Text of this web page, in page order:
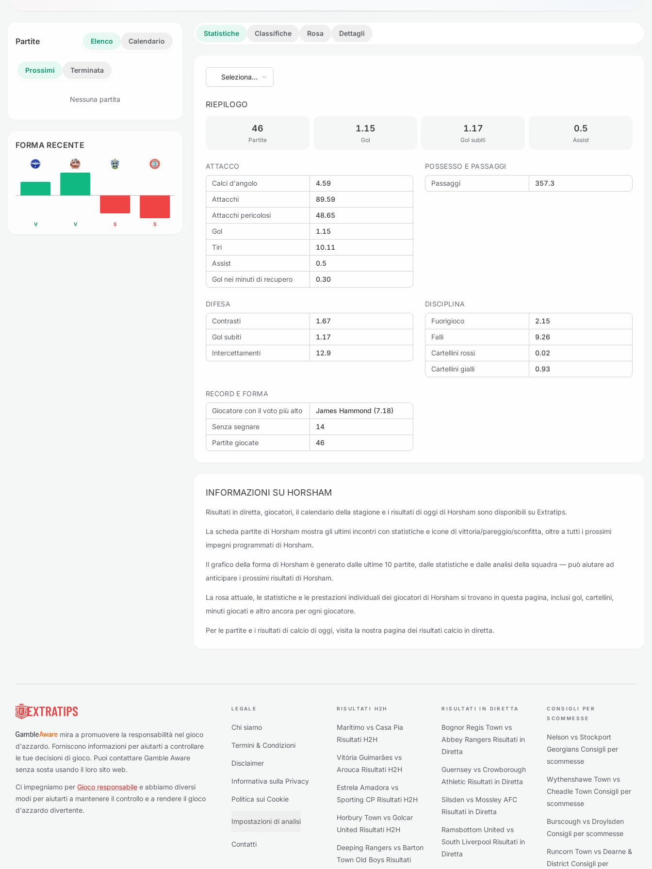
Partite Elenco Calendario
Prossimi Terminata
Nessuna partita
FORMA RECENTE
V V S S
Statistiche Classifiche Rosa Dettagli
Seleziona
stagione
RIEPILOGO
46
Partite
1.15
Gol
1.17
Gol subiti
0.5
Assist
ATTACCO
Calci d'angolo
4.59
Attacchi
89.59
Attacchi pericolosi
48.65
Gol
1.15
Tiri
10.11
Assist
0.5
Gol nei minuti di recupero
0.30
POSSESSO E PASSAGGI
Passaggi 357.3
DIFESA
Contrasti
1.67
Gol subiti
1.17
Intercettamenti
12.9
DISCIPLINA
Fuorigioco
2.15
Falli
9.26
Cartellini rossi
0.02
Cartellini gialli
0.93
RECORD E FORMA
Giocatore con il voto più alto
James Hammond (7.18)
Senza segnare
14
Partite giocate
46
INFORMAZIONI SU HORSHAM
Risultati in diretta, giocatori, il calendario della stagione e i risultati di oggi di Horsham sono disponibili su Extratips.
La scheda partite di Horsham mostra gli ultimi incontri con statistiche e icone di vittoria/pareggio/sconfitta, oltre a tutti i prossimi
impegni programmati di Horsham.
Il grafico della forma di Horsham è generato dalle ultime 10 partite, dalle statistiche e dalle analisi della squadra — può aiutare ad
anticipare i prossimi risultati di Horsham.
La rosa attuale, le statistiche e le prestazioni individuali dei giocatori di Horsham si trovano in questa pagina, inclusi gol, cartellini,
minuti giocati e altro ancora per ogni giocatore.
Per le partite e i risultati di calcio di oggi, visita la nostra pagina dei risultati calcio in diretta.
mira a promuovere la responsabilità nel gioco
d'azzardo. Forniscono informazioni per aiutarti a controllare
le tue decisioni di gioco. Puoi contattare Gamble Aware
senza sosta usando il loro sito web.
Ci impegniamo per Gioco responsabile e abbiamo diversi
modi per aiutarti a mantenere il controllo e a rendere il gioco
d'azzardo divertente.
LEGALE
Chi siamo
Termini & Condizioni
Disclaimer
Informativa sulla Privacy
Politica sui Cookie
Impostazioni di analisi
Contatti
RISULTATI H2H
Marítimo vs Casa Pia
Risultati H2H
Vitória Guimarães vs
Arouca Risultati H2H
Estrela Amadora vs
Sporting CP Risultati H2H
Horbury Town vs Golcar
United Risultati H2H
Deeping Rangers vs Barton
Town Old Boys Risultati
RISULTATI IN DIRETTA
Bognor Regis Town vs
Abbey Rangers Risultati in
Diretta
Guernsey vs Crowborough
Athletic Risultati in Diretta
Silsden vs Mossley AFC
Risultati in Diretta
Ramsbottom United vs
South Liverpool Risultati in
Diretta
CONSIGLI PER
SCOMMESSE
Nelson vs Stockport
Georgians Consigli per
scommesse
Wythenshawe Town vs
Cheadle Town Consigli per
scommesse
Burscough vs Droylsden
Consigli per scommesse
Runcorn Town vs Dearne &
District Consigli per